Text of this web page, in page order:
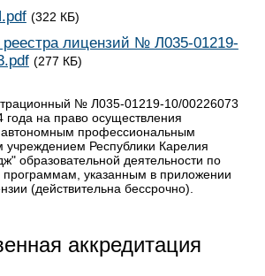
(322 КБ)
реестра лицензий № Л035-01219-
(277 КБ)
№ Л035-01219-10/00226073
года на право осуществления
автономным профессиональным
учреждением Республики Карелия
образовательной деятельности по
программам, указанным в приложении
(действительна бессрочно).
аккредитация